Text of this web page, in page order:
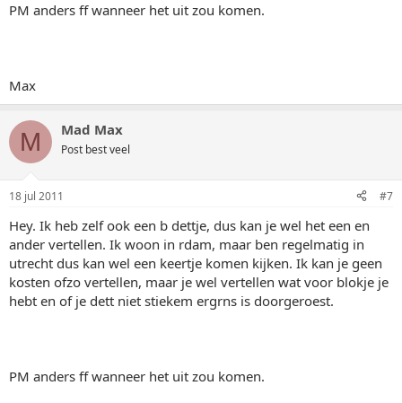
PM anders ff wanneer het uit zou komen.
Max
M Mad Max
Post best veel
18 jul 2011 #7
Hey. Ik heb zelf ook een b dettje, dus kan je wel het een en
ander vertellen. Ik woon in rdam, maar ben regelmatig in
utrecht dus kan wel een keertje komen kijken. Ik kan je geen
kosten ofzo vertellen, maar je wel vertellen wat voor blokje je
hebt en of je dett niet stiekem ergrns is doorgeroest.
PM anders ff wanneer het uit zou komen.